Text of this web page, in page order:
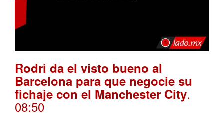
Rodri da el visto bueno al
Barcelona para que negocie su
fichaje con el Manchester City.
08:50